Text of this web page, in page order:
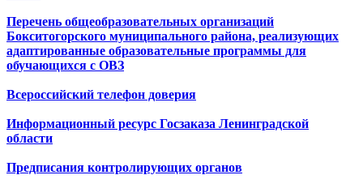
Перечень общеобразовательных организаций
Бокситогорского муниципального района, реализующих
адаптированные образовательные программы для
обучающихся с ОВЗ
Всероссийский телефон доверия
Информационный ресурс Госзаказа Ленинградской
области
Предписания контролирующих органов